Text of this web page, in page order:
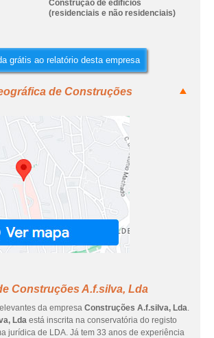
Construção de edifícios
(residenciais e não residenciais)
grátis ao relatório desta empresa
de Construções
Construções A.f.silva, Lda
da empresa Construções A.f.silva, Lda.
Lda está inscrita na conservatória do registo
jurídica de LDA. Já tem 33 anos de experiência